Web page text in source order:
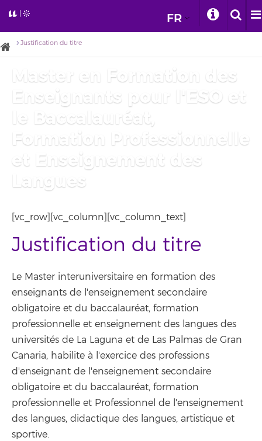
FR
Justification du titre
Master en Formation des
Enseignants pour l'ESO et
le Baccalauréat,
Formation Professionnelle
et Enseignement des
Langues
[vc_row][vc_column][vc_column_text]
Justification du titre
Le Master interuniversitaire en formation des
enseignants de l'enseignement secondaire
obligatoire et du baccalauréat, formation
professionnelle et enseignement des langues des
universités de La Laguna et de Las Palmas de Gran
Canaria, habilite à l'exercice des professions
d'enseignant de l'enseignement secondaire
obligatoire et du baccalauréat, formation
professionnelle et Professionnel de l'enseignement
des langues, didactique des langues, artistique et
sportive.